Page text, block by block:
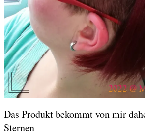
Das Produkt bekommt von mir
Sternen